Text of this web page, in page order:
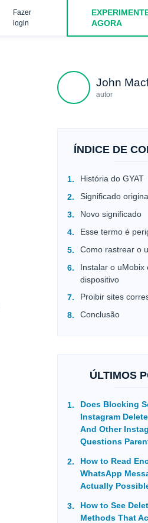
Fazer
login
AGORA
John
autor
ÍNDICE DE
História do GYAT
Significado
Novo significado
Esse termo é
Como rastrear o
Instalar o uMobix
dispositivo
Proibir sites
Conclusão
ÚLTIMOS
Does Blocking
Instagram
And Other
Questions
How to Read
WhatsApp
Actually
How to See
Methods That